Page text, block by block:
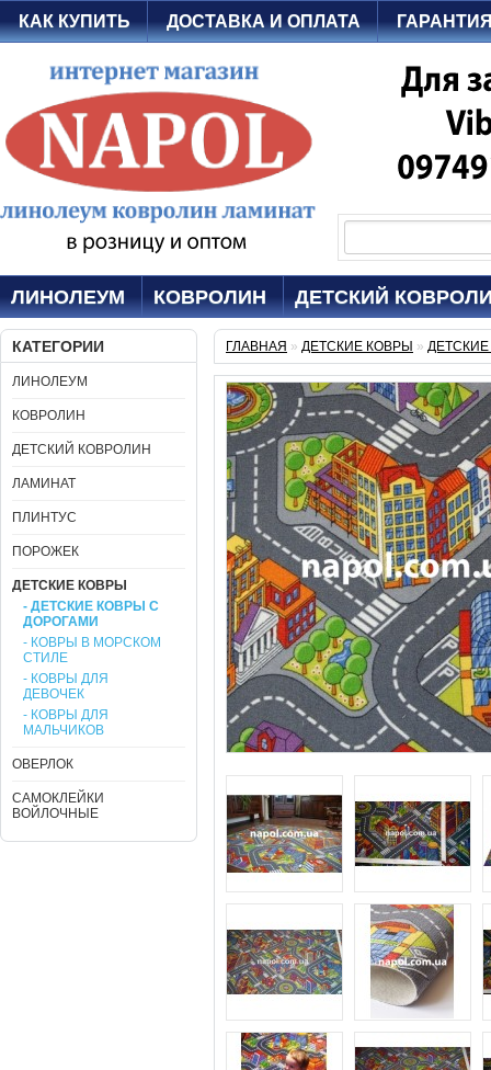
КАК КУПИТЬ ДОСТАВКА И ОПЛАТА
ЛИНОЛЕУМ КОВРОЛИН ДЕТСКИЙ
КАТЕГОРИИ
ЛИНОЛЕУМ
КОВРОЛИН
ДЕТСКИЙ КОВРОЛИН
ЛАМИНАТ
ПЛИНТУС
ПОРОЖЕК
ДЕТСКИЕ КОВРЫ
- ДЕТСКИЕ КОВРЫ С
ДОРОГАМИ
- КОВРЫ В МОРСКОМ
СТИЛЕ
- КОВРЫ ДЛЯ
ДЕВОЧЕК
- КОВРЫ ДЛЯ
МАЛЬЧИКОВ
ОВЕРЛОК
САМОКЛЕЙКИ
ВОЙЛОЧНЫЕ
ГЛАВНАЯ » ДЕТСКИЕ КОВРЫ »